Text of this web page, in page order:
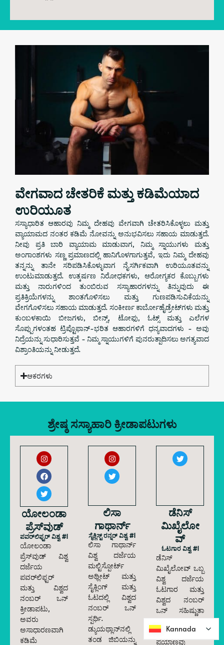
ವೇಗವಾದ ಚೇತರಿಕೆ ಮತ್ತು ಕಡಿಮೆಯಾದ
ಉರಿಯೂತ
ಸಸ್ಯಾಧಾರಿತ ಆಹಾರವು ನಿಮ್ಮ ದೇಹವು ವೇಗವಾಗಿ ಚೇತರಿಸಿಕೊಳ್ಳಲು ಮತ್ತು
ವ್ಯಾಯಾಮದ ನಂತರ ಕಡಿಮೆ ನೋವನ್ನು ಅನುಭವಿಸಲು ಸಹಾಯ ಮಾಡುತ್ತದೆ.
ನೀವು ಪ್ರತಿ ಬಾರಿ ವ್ಯಾಯಾಮ ಮಾಡುವಾಗ, ನಿಮ್ಮ ಸ್ನಾಯುಗಳು ಮತ್ತು
ಅಂಗಾಂಶಗಳು ಸಣ್ಣ ಪ್ರಮಾಣದಲ್ಲಿ ಹಾನಿಗೊಳಗಾಗುತ್ತವೆ, ಇದು ನಿಮ್ಮ ದೇಹವು
ತನ್ನನ್ನು ತಾನೇ ಸರಿಪಡಿಸಿಕೊಳ್ಳುವಾಗ ನೈಸರ್ಗಿಕವಾಗಿ ಉರಿಯೂತವನ್ನು
ಉಂಟುಮಾಡುತ್ತದೆ. ಉತ್ಕರ್ಷಣ ನಿರೋಧಕಗಳು, ಆರೋಗ್ಯಕರ ಕೊಬ್ಬುಗಳು
ಮತ್ತು ನಾರುಗಳಿಂದ ತುಂಬಿರುವ ಸಸ್ಯಾಹಾರಗಳನ್ನು ತಿನ್ನುವುದು ಈ
ಪ್ರತಿಕ್ರಿಯೆಗಳನ್ನು ಶಾಂತಗೊಳಿಸಲು ಮತ್ತು ಗುಣಪಡಿಸುವಿಕೆಯನ್ನು
ವೇಗಗೊಳಿಸಲು ಸಹಾಯ ಮಾಡುತ್ತದೆ. ಸಂಕೀರ್ಣ ಕಾರ್ಬೋಹೈಡ್ರೇಟ್‌ಗಳು ಮತ್ತು
ಕುಂಬಳಕಾಯಿ ಬೀಜಗಳು, ಬೀನ್ಸ್, ಟೋಫು, ಓಟ್ಸ್ ಮತ್ತು ಎಲೆಗಳ
ಸೊಪ್ಪುಗಳಂತಹ ಟ್ರಿಪ್ಟೊಫಾನ್-ಭರಿತ ಆಹಾರಗಳಿಗೆ ಧನ್ಯವಾದಗಳು - ಅವು
ನಿದ್ರೆಯನ್ನು ಸುಧಾರಿಸುತ್ತವೆ - ನಿಮ್ಮ ಸ್ನಾಯುಗಳಿಗೆ ಪುನರುತ್ಪಾದಿಸಲು ಅಗತ್ಯವಾದ
ವಿಶ್ರಾಂತಿಯನ್ನು ನೀಡುತ್ತದೆ.
ಆಕರಗಳು
ಶ್ರೇಷ್ಠ ಸಸ್ಯಾಹಾರಿ ಕ್ರೀಡಾಪಟುಗಳು
ಯೋಲಂಡಾ
ಪ್ರೆಸ್‌ವುಡ್
ಪವರ್‌ಲಿಫ್ಟರ್ ವಿಶ್ವ #1
ಯೋಲಂಡಾ
ಪ್ರೆಸ್‌ವುಡ್ ವಿಶ್ವ
ದರ್ಜೆಯ
ಪವರ್‌ಲಿಫ್ಟರ್
ಮತ್ತು ವಿಶ್ವದ
ನಂಬರ್ ಒನ್
ಕ್ರೀಡಾಪಟು,
ಅವರು
ಅಸಾಧಾರಣವಾಗಿ
ಕಡಿಮೆ
ಲಿಸಾ
ಗಾಥಾರ್ನ್
ಸೈಕ್ಲಿಸ್ಟ್ ರನ್ನರ್ ವಿಶ್ವ #1
ಲಿಸಾ ಗಾಥಾರ್ನ್
ವಿಶ್ವ ದರ್ಜೆಯ
ಮಲ್ಟಿಸ್ಪೋರ್ಟ್
ಅಥ್ಲೀಟ್ ಮತ್ತು
ಸೈಕ್ಲಿಂಗ್ ಮತ್ತು
ಓಟದಲ್ಲಿ ವಿಶ್ವದ
ನಂಬರ್ ಒನ್
ಸ್ಪರ್ಧಿ.
ಡ್ಯುಯಥ್ಲಾನ್‌ನಲ್ಲಿ
ತಂಡ ಜಿಬಿಯನ್ನು
ಡೆನಿಸ್
ಮಿಖೈಲೋ
ವ್
ಓಟಗಾರ ವಿಶ್ವ #1
ಡೆನಿಸ್
ಮಿಖೈಲೋವ್ ಒಬ್ಬ
ವಿಶ್ವ ದರ್ಜೆಯ
ಓಟಗಾರ ಮತ್ತು
ವಿಶ್ವದ ನಂಬರ್
ಒನ್ ಸಹಿಷ್ಣುತಾ
ಕ್ರೀಡಾಪಟು, ಅವರ
ಗಣ್ಯ ಕ್ರೀಡೆಯ
ಪ್ರಯಾಣವು
Kannada
Kannada